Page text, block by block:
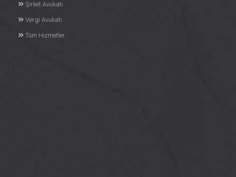
Şirket Avukatı
Vergi Avukatı
Tüm Hizmetler